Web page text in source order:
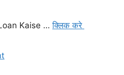
Kaise …क्लिक करे